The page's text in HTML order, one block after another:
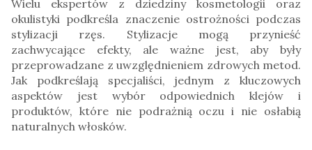
Wielu ekspertów z dziedziny kosmetologii oraz
okulistyki podkreśla znaczenie ostrożności podczas
stylizacji rzęs. Stylizacje mogą przynieść
zachwycające efekty, ale ważne jest, aby były
przeprowadzane z uwzględnieniem zdrowych metod.
Jak podkreślają specjaliści, jednym z kluczowych
aspektów jest wybór odpowiednich klejów i
produktów, które nie podrażnią oczu i nie osłabią
naturalnych włosków.